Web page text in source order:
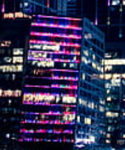
Write
for Us